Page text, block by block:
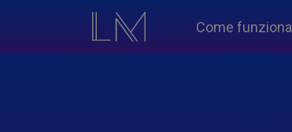
Come funziona